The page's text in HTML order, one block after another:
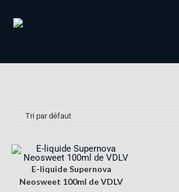
E-liquide Supernova
Neosweet 100ml de VDLV